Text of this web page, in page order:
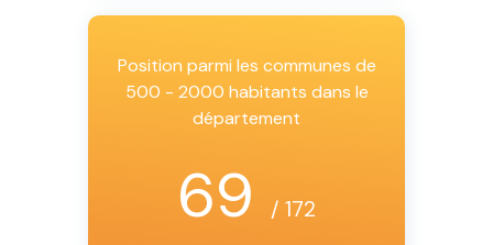
Position parmi les communes de
500 - 2000 habitants dans le
département
69 / 172